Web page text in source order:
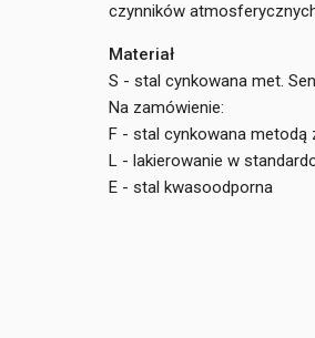
czynników
Materiał
S - stal cynkowana met.
Na zamówienie:
F - stal cynkowana metodą
L - lakierowanie w
E - stal kwasoodporna